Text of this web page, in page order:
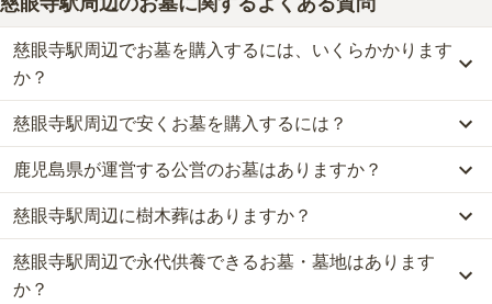
慈眼寺駅周辺でお墓を購入するには、いくらかかります
か？
慈眼寺駅周辺での購入費用の目安は、一般墓が約320万円
一般墓を建てる場合は、「永代使用料（土地代）」と「墓石代」の
2つが主な費用となります。
慈眼寺駅周辺の一般墓の永代使用料の平均は74万円で、墓石代は鹿
児島県の平均245.7万円です。いずれも区画の広さや墓石の大き
なお、お墓によっては以下の費用が別途かかる場合があります。
慈眼寺駅周辺で安くお墓を購入するには？
慈眼寺駅周辺で一番安価なお墓は、鹿児島市営 万田ヶ宇都墓地 の一
般墓で、4万円(墓石代別)からお求めいただけます。
一般的に最も費用を抑えられるのは、他の方のご遺骨と一緒に埋葬
する「合祀墓（ごうしぼ）」と呼ばれるタイプです。個別のお墓に
比べて省スペースで管理の手間がかからないため、費用が安く設定
されています。
鹿児島県が運営する公営のお墓はありますか？
慈眼寺駅周辺には、鹿児島県が運営する公営の霊園が
す。
鹿児島市営 万田ヶ宇都墓地がそれにあたります。
慈眼寺駅周辺に樹木葬はありますか？
慈眼寺駅周辺には、樹木葬の掲載がありません。
自然葬をお考えの場合は、海洋散骨もご検討ください。
慈眼寺駅周辺で永代供養できるお墓・墓地はあります
か？